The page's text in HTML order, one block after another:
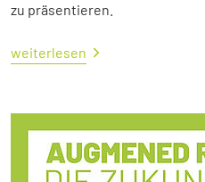
zu präsentieren.
weiterlesen